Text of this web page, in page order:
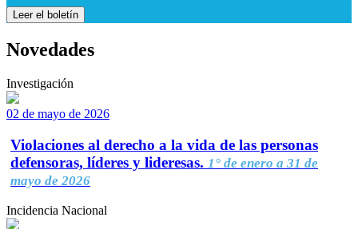
Leer el boletín
Novedades
Investigación
02 de mayo de 2026
Violaciones al derecho a la vida de las personas
defensoras, líderes y lideresas. 1° de enero a 31 de
mayo de 2026
Incidencia Nacional